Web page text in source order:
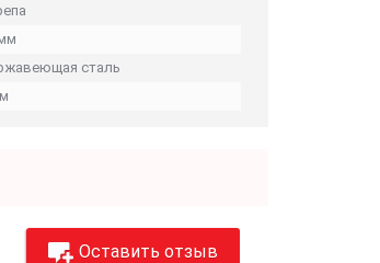
сталь
Оставить отзыв